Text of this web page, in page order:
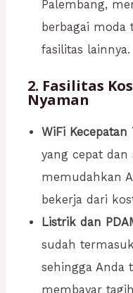
Palembang,
berbagai
fasilitas lainnya.
2. Fasilitas
Nyaman
WiFi Kecepatan
yang cepat dan
memudahkan
bekerja dari
Listrik dan
sudah
sehingga Anda
membayar